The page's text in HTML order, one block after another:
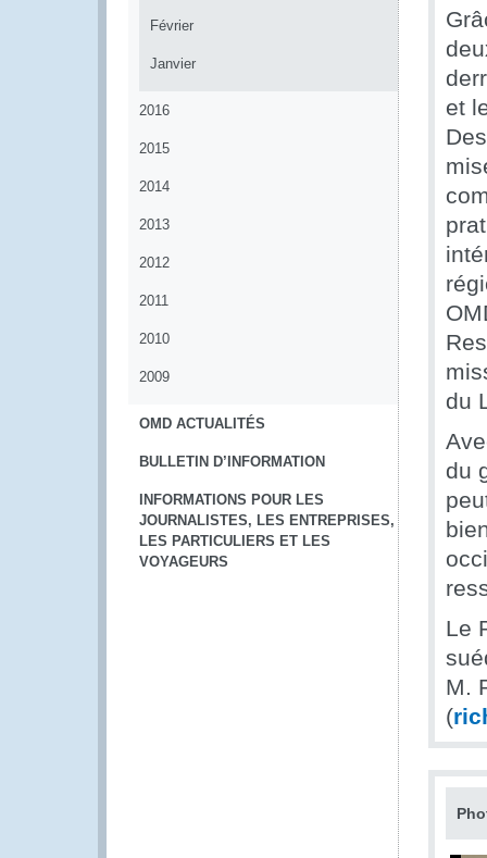
Février
Janvier
2016
2015
2014
2013
2012
2011
2010
2009
OMD ACTUALITÉS
BULLETIN D’INFORMATION
INFORMATIONS POUR LES
JOURNALISTES, LES ENTREPRISES,
LES PARTICULIERS ET LES
VOYAGEURS
et
du
du
Le
M.
(